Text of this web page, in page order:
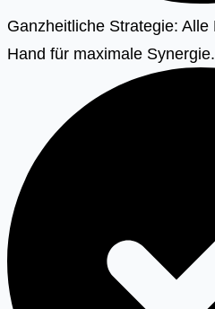
Ganzheitliche Strategie:
Hand für maximale Synergie.